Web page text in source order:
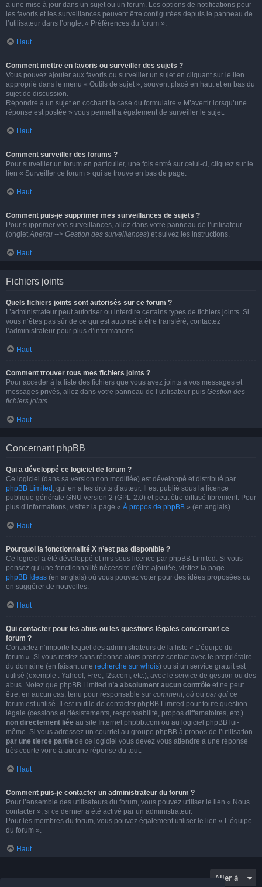
a une mise à jour dans un sujet ou un forum. Les options de notifications pour
les favoris et les surveillances peuvent être configurées depuis le panneau de
l’utilisateur dans l’onglet « Préférences du forum ».
Haut
Comment mettre en favoris ou surveiller des sujets ?
Vous pouvez ajouter aux favoris ou surveiller un sujet en cliquant sur le lien
approprié dans le menu « Outils de sujet », souvent placé en haut et en bas du
sujet de discussion.
Répondre à un sujet en cochant la case du formulaire « M’avertir lorsqu’une
réponse est postée » vous permettra également de surveiller le sujet.
Haut
Comment surveiller des forums ?
Pour surveiller un forum en particulier, une fois entré sur celui-ci, cliquez sur le
lien « Surveiller ce forum » qui se trouve en bas de page.
Haut
Comment puis-je supprimer mes surveillances de sujets ?
Pour supprimer vos surveillances, allez dans votre panneau de l’utilisateur
(ongletAperçu --> Gestion des surveillances) et suivez les instructions.
Haut
Fichiers joints
Quels fichiers joints sont autorisés sur ce forum ?
L’administrateur peut autoriser ou interdire certains types de fichiers joints. Si
vous n’êtes pas sûr de ce qui est autorisé à être transféré, contactez
l’administrateur pour plus d’informations.
Haut
Comment trouver tous mes fichiers joints ?
Pour accéder à la liste des fichiers que vous avez joints à vos messages et
messages privés, allez dans votre panneau de l’utilisateur puis Gestion des
fichiers joints.
Haut
Concernant phpBB
Qui a développé ce logiciel de forum ?
Ce logiciel (dans sa version non modifiée) est développé et distribué par
phpBB Limited , qui en a les droits d’auteur. Il est publié sous la licence
publique générale GNU version 2 (GPL-2.0) et peut être diffusé librement. Pour
plus d’informations, visitez la page « À propos de phpBB » (en anglais).
Haut
Pourquoi la fonctionnalité X n’est pas disponible ?
Ce logiciel a été développé et mis sous licence par phpBB Limited. Si vous
pensez qu’une fonctionnalité nécessite d’être ajoutée, visitez la page
phpBB Ideas (en anglais) où vous pouvez voter pour des idées proposées ou
en suggérer de nouvelles.
Haut
Qui contacter pour les abus ou les questions légales concernant ce
forum ?
Contactez n’importe lequel des administrateurs de la liste « L’équipe du
forum ». Si vous restez sans réponse alors prenez contact avec le propriétaire
du domaine (en faisant une recherche sur whois) ou si un service gratuit est
utilisé (exemple : Yahoo!, Free, f2s.com, etc.), avec le service de gestion ou des
abus. Notez que phpBB Limited n’a absolument aucun contrôle et ne peut
être, en aucun cas, tenu pour responsable sur comment, où ou par qui ce
forum est utilisé. Il est inutile de contacter phpBB Limited pour toute question
légale (cessions et désistements, responsabilité, propos diffamatoires, etc.)
non directement liée au site Internet phpbb.com ou au logiciel phpBB lui-
même. Si vous adressez un courriel au groupe phpBB à propos de l’utilisation
par une tierce partie de ce logiciel vous devez vous attendre à une réponse
très courte voire à aucune réponse du tout.
Haut
Comment puis-je contacter un administrateur du forum ?
Pour l’ensemble des utilisateurs du forum, vous pouvez utiliser le lien « Nous
contacter », si ce dernier a été activé par un administrateur.
Pour les membres du forum, vous pouvez également utiliser le lien « L’équipe
du forum ».
Haut
Aller à